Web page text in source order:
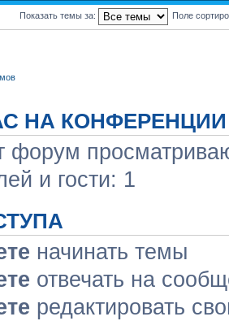
Показать темы за: Поле
НА КОНФЕРЕНЦИИ
форум
и гости: 1
начинать темы
отвечать на
редактировать